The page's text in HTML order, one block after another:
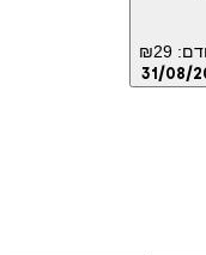
₪29
31/08/